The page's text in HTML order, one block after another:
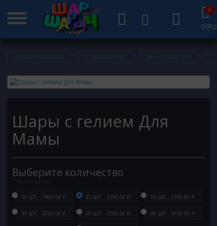
0
0.00
воздушные шары по праздникам день рождения
Шары с гелием Для
Мамы
Выберите количество
10 ШТ. - 1400.00 Р. 15 ШТ. - 2100.00 Р.
20 ШТ. - 2750.00 Р.
25 ШТ. - 3150.00 Р.
30 ШТ. - 3750.00 Р. 35 ШТ. - 4150.00 Р.